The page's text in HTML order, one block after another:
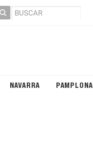
NAVARRA PAMPLONA